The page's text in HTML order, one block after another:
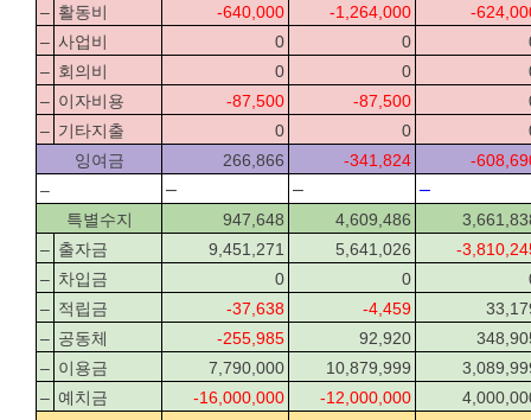
– 활동비 -640,000 -1,264,000
-
– 사업비 0 0
– 회의비 0 0
– 이자비용 -87,500 -87,500
– 기타지출 0 0
잉여금
266,866 -341,824
-
–
– – –
특별수지 947,648 4,609,486
– 출자금 9,451,271 5,641,026
-
– 차입금 0 0
– 적립금 -37,638 -4,459
– 공동체 -255,985 92,920
– 이용금 7,790,000 10,879,999
– 예치금 -16,000,000 -12,000,000